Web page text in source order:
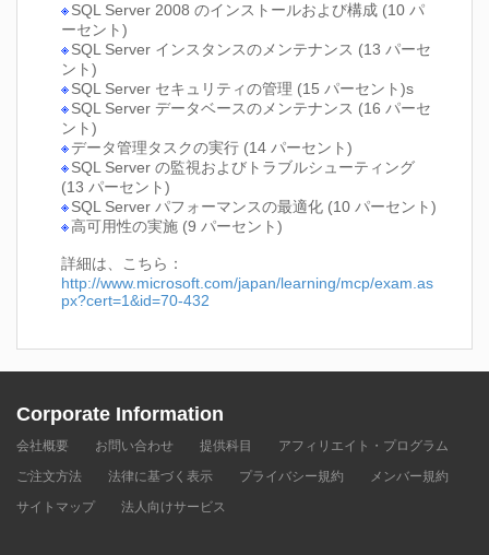
SQL Server 2008 のインストールおよび構成 (10 パ
ーセント)
SQL Server インスタンスのメンテナンス (13 パーセ
ント)
SQL Server セキュリティの管理 (15 パーセント)s
SQL Server データベースのメンテナンス (16 パーセ
ント)
データ管理タスクの実行 (14 パーセント)
SQL Server の監視およびトラブルシューティング
(13 パーセント)
SQL Server パフォーマンスの最適化 (10 パーセント)
高可用性の実施 (9 パーセント)
詳細は、こちら：
http://www.microsoft.com/japan/learning/mcp/exam.as
px?cert=1&id=70-432
Corporate Information
会社概要 お問い合わせ 提供科目
アフィリエイト・プログラム
ご注文方法
法律に基づく表示 プライバシー規約
メンバー規約
サイトマップ
法人向けサービス